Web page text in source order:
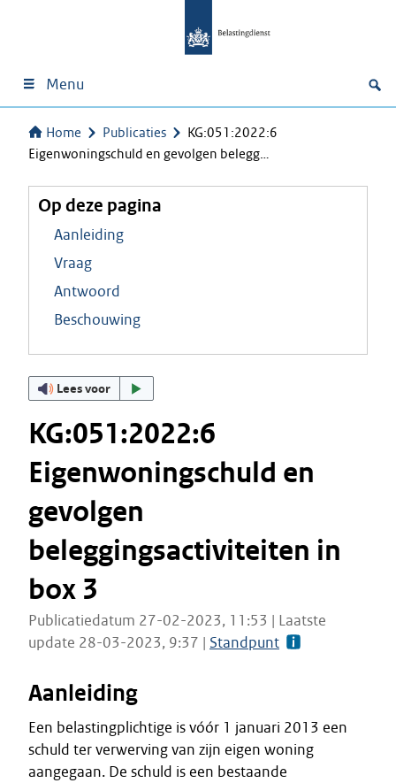
Menu
Home Publicaties
KG:051:2022:6
Eigenwoningschuld en gevolgen belegg…
Op deze pagina
Aanleiding
Vraag
Antwoord
Beschouwing
Lees voor
KG:051:2022:6
Eigenwoningschuld en
gevolgen
beleggingsactiviteiten in
box 3
Publicatiedatum 27-02-2023, 11:53 | Laatste
update 28-03-2023, 9:37 | Standpunt
Aanleiding
Een belastingplichtige is vóór 1 januari 2013 een
schuld ter verwerving van zijn eigen woning
aangegaan. De schuld is een bestaande